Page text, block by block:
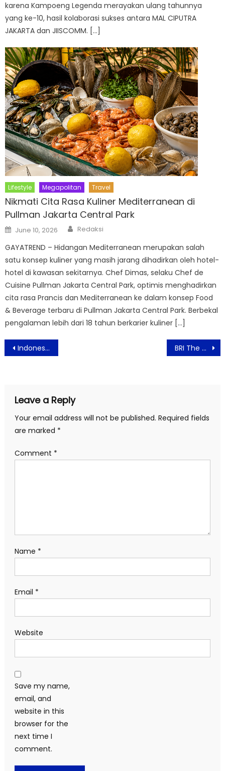
karena Kampoeng Legenda merayakan ulang tahunnya
yang ke-10, hasil kolaborasi sukses antara MAL CIPUTRA
JAKARTA dan JIISCOMM. […]
Lifestyle Megapolitan Travel
Nikmati Cita Rasa Kuliner Mediterranean di
Pullman Jakarta Central Park
Posted
on
June 10, 2026 Author
Redaksi
GAYATREND – Hidangan Mediterranean merupakan salah
satu konsep kuliner yang masih jarang dihadirkan oleh hotel-
hotel di kawasan sekitarnya. Chef Dimas, selaku Chef de
Cuisine Pullman Jakarta Central Park, optimis menghadirkan
cita rasa Prancis dan Mediterranean ke dalam konsep Food
& Beverage terbaru di Pullman Jakarta Central Park. Berbekal
pengalaman lebih dari 18 tahun berkarier kuliner […]
Post
navigation
Indonesia Mourns the Passing of the Prince of Peace, Prince Dr. Damien Dematra BRI The BFF Festival 2025 Resmi Dibuka, Hadirkan.Kolaborasi Kecantikan, Fashion, dan Fragrance dalam Satu Panggung
Leave a Reply
Your email address will not be published. Required fields
are marked *
Comment *
Name *
Email *
Website
Save my name,
email, and
website in this
browser for the
next time I
comment.